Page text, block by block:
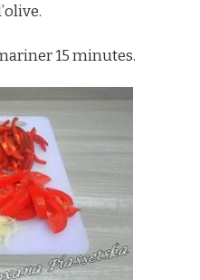
15 minutes.